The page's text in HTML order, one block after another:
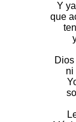
Y
que
ni